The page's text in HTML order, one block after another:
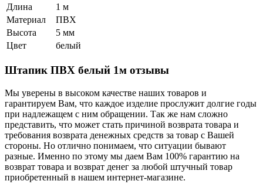
Длина
1 м
Материал
ПВХ
Высота
5 мм
Цвет
белый
Штапик ПВХ белый 1м отзывы
Мы уверены в высоком качестве наших товаров и
гарантируем Вам, что каждое изделие прослужит долгие годы
при надлежащем с ним обращении. Так же нам сложно
представить, что может стать причиной возврата товара и
требования возврата денежных средств за товар с Вашей
стороны. Но отлично понимаем, что ситуации бывают
разные. Именно по этому мы даем Вам 100% гарантию на
возврат товара и возврат денег за любой штучный товар
приобретенный в нашем интернет-магазине.